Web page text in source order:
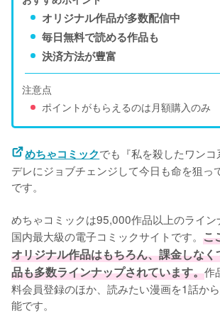
オリジナル作品が多数配信中
毎日無料で読める作品も
決済方法が豊富
注意点
ポイントがもらえるのは月額購入のみ
めちゃコミックでも『私を殺したワン
デレにジョブチェンジして今日も命を狙っ
です。
めちゃコミックは95,000作品以上のライン
国内最大級の電子コミックサイトです。 こ
オリジナル作品はもちろん、課金しな
品も多数ラインナップされています。作
料会員登録のほか、読みたい漫画を1話か
能です。